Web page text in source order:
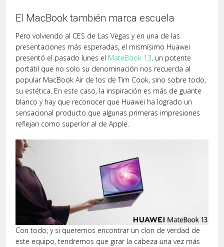
El MacBook también marca escuela
Pero volviendo al CES de Las Vegas y en una de las
presentaciones más esperadas, el mismísimo Huawei
presentó el pasado lunes el MateBook 13, un potente
portátil que no solo su denominación nos recuerda al
popular MacBook Air de los de Tim Cook, sino sobre todo,
su estética. En este caso, la inspiración es más de guante
blanco y hay que reconocer que Huawei ha logrado un
sensacional producto que algunas primeras impresiones
reflejan como superior al de Apple.
Con todo, y si queremos encontrar un clon de verdad de
este equipo, tendremos que girar la cabeza una vez más